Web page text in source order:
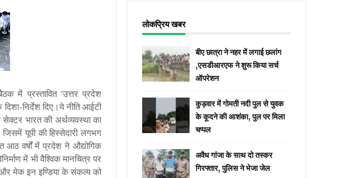
में प्रस्तावित ‘उत्तर प्रदेश
निर्देश दिए।ये नीति आईटी
भारत की अर्थव्यवस्था का
यूपी की हिस्सेदारी लगभग
आठ वर्षों में प्रदेश ने औद्योगिक
में भी वैश्विक मानचित्र पर
और मेक इन इण्डिया के संकल्प को
लोकप्रिय खबर
बीए छात्रा ने नहर में लगाई छलांग
,एसडीआरएफ ने शुरू किया सर्च
ऑपरेशन
कुड़वार में गोमती नदी पुल से युवक
के कूदने की आशंका, पुल पर मिला
चप्पल
अवैध गांजा के साथ दो तस्कर
गिरफ्तार, पुलिस ने भेजा जेल